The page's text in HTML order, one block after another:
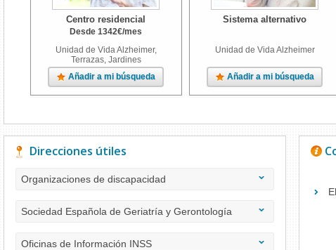
Centro residencial
Desde 1342€/mes
Unidad de Vida Alzheimer,
Terrazas, Jardines
Añadir a mi búsqueda
Sistema alternativo
Unidad de Vida Alzheimer
Añadir a mi búsqueda
Direcciones útiles
Organizaciones de discapacidad
Sociedad Española de Geriatría y Gerontología
Oficinas de Información INSS